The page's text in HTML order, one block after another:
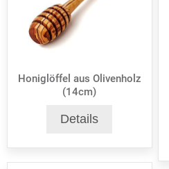
Honiglöffel aus Olivenholz
(14cm)
Details